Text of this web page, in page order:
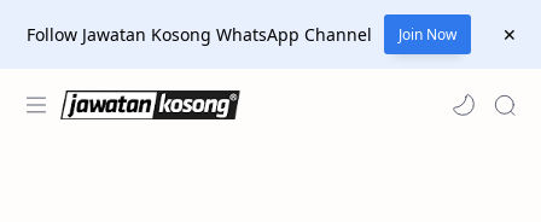
Follow Jawatan Kosong WhatsApp Channel Join Now